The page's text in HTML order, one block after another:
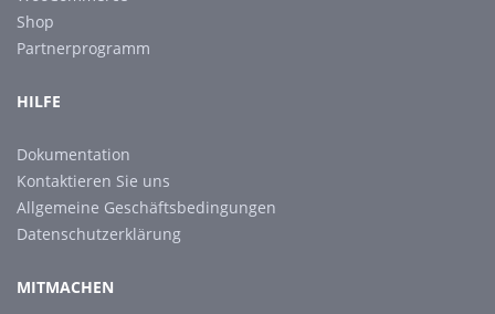
Shop
Partnerprogramm
HILFE
Dokumentation
Kontaktieren Sie uns
Allgemeine Geschäftsbedingungen
Datenschutzerklärung
MITMACHEN